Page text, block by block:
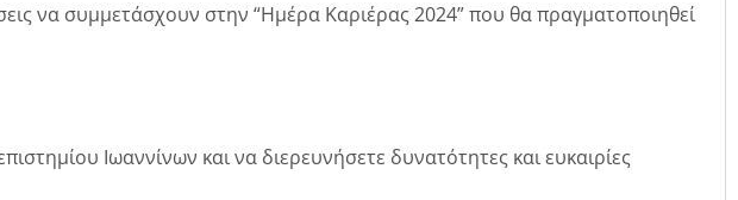
να συμμετάσχουν στην “Ημέρα Καριέρας 2024” που θα πραγματοποιηθεί
Ιωαννίνων και να διερευνήσετε δυνατότητες και ευκαιρίες